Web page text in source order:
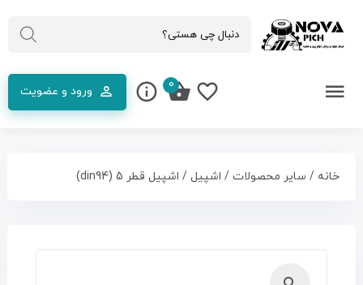
ورود و عضویت 0
خانه / سایر محصولات/ اشپیل / اشپیل قطر 5 (din94)